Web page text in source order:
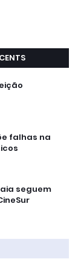
falhas na
seguem